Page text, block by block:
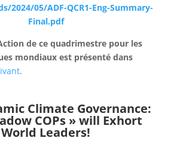
2024/05/ADF-QCR1-Eng-Summary-
Final.pdf
de ce quadrimestre pour les
mondiaux est présenté dans
.
Climate Governance:
COPs » will Exhort
World Leaders!